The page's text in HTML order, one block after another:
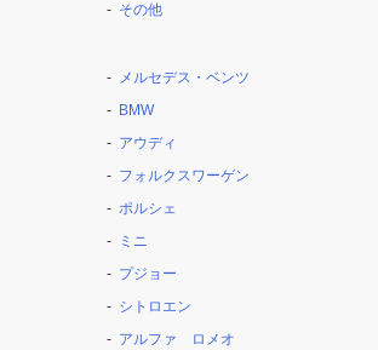
その他
メルセデス・ベンツ
BMW
アウディ
フォルクスワーゲン
ポルシェ
ミニ
プジョー
シトロエン
アルファ ロメオ